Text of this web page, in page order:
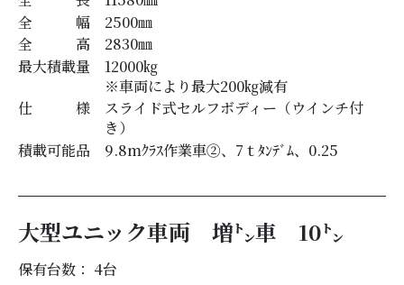
全 幅
2500㎜
全 高
2830㎜
最大積載量
12000㎏
※車両により最大200㎏減有
仕 様
スライド式セルフボディー（ウインチ付
き）
積載可能品
9.8mｸﾗｽ作業車②、7ｔﾀﾝﾃﾞﾑ、0.25
大型ユニック車両 増㌧車 10㌧
保有台数： 4台